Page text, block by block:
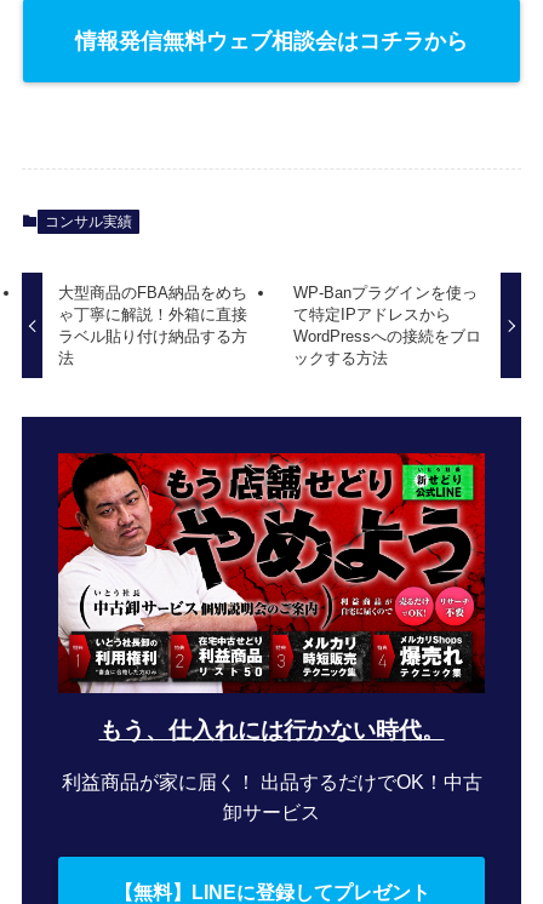
情報発信無料ウェブ相談会はコチラから
コンサル実績
大型商品のFBA納品をめち
ゃ丁寧に解説！外箱に直接
ラベル貼り付け納品する方
法
WP-Banプラグインを使っ
て特定IPアドレスから
WordPressへの接続をブロ
ックする方法
もう、仕入れには行かない時代。
利益商品が家に届く！ 出品するだけでOK！中古
卸サービス
【無料】LINEに登録してプレゼント